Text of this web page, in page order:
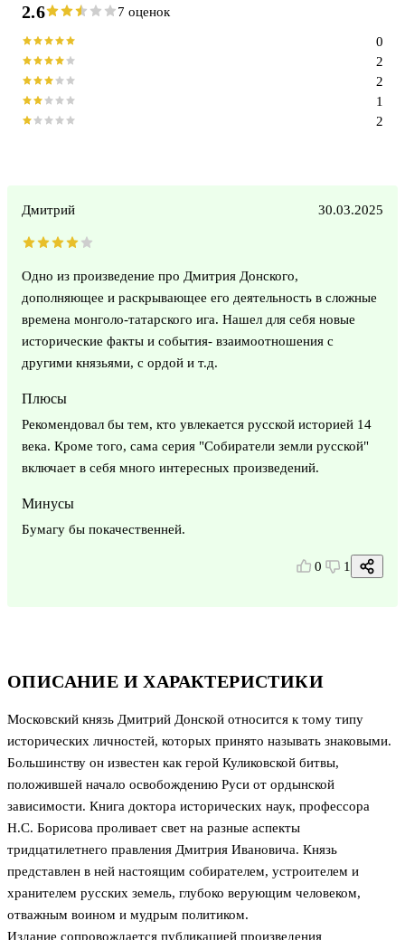
ОПИСАНИЕ И ХАРАКТЕРИСТИКИ
Московский князь Дмитрий Донской относится к тому типу
исторических личностей, которых принято называть знаковыми.
Большинству он известен как герой Куликовской битвы,
положившей начало освобождению Руси от ордынской
зависимости. Книга доктора исторических наук, профессора
Н.С. Борисова проливает свет на разные аспекты
тридцатилетнего правления Дмитрия Ивановича. Князь
представлен в ней настоящим собирателем, устроителем и
хранителем русских земель, глубоко верующим человеком,
отважным воином и мудрым политиком.
Издание сопровождается публикацией произведения
2.6 7 оценок
2
1
2
2
0
Дмитрий 30.03.2025
Одно из произведение про Дмитрия Донского,
дополняющее и раскрывающее его деятельность в сложные
времена монголо-татарского ига. Нашел для себя новые
исторические факты и события- взаимоотношения с
другими князьями, с ордой и т.д.
Плюсы
Рекомендовал бы тем, кто увлекается русской историей 14
века. Кроме того, сама серия "Собиратели земли русской"
включает в себя много интересных произведений.
Минусы
Бумагу бы покачественней.
0 1